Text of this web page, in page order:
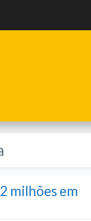
milhões em